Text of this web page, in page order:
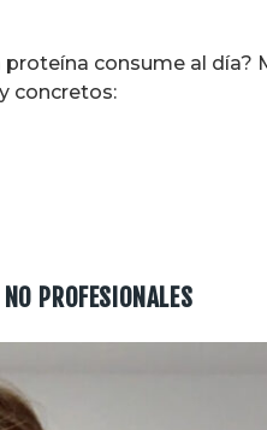
consume al día?
concretos:
PROFESIONALES